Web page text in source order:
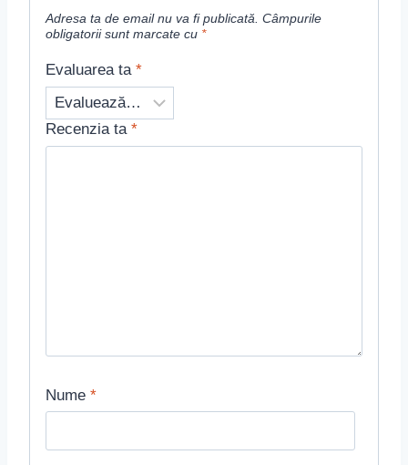
Adresa ta de email nu va fi publicată. Câmpurile
obligatorii sunt marcate cu *
Evaluarea ta *
Recenzia ta *
Nume *